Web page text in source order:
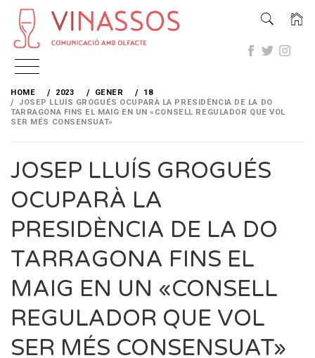
Skip
content
HOME 2023 GENER
18
JOSEP LLUÍS GROGUÉS OCUPARÀ LA PRESIDÈNCIA DE LA DO
TARRAGONA FINS EL MAIG EN UN «CONSELL REGULADOR QUE VOL
SER MÉS CONSENSUAT»
JOSEP LLUÍS GROGUÉS
OCUPARÀ LA
PRESIDÈNCIA DE LA DO
TARRAGONA FINS EL
MAIG EN UN «CONSELL
REGULADOR QUE VOL
SER MÉS CONSENSUAT»